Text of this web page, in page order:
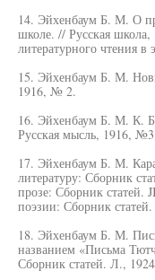
14. Эйхенбаум Б. М. О
школе. // Русская
литературного чтения
15. Эйхенбаум Б. М.
1916, № 2.
16. Эйхенбаум Б. М. К.
Русская мысль, 1916,
17. Эйхенбаум Б. М.
литературу: Сборник
прозе: Сборник
поэзии: Сборник
18. Эйхенбаум Б. М.
названием «Письма
Сборник статей. Л.,